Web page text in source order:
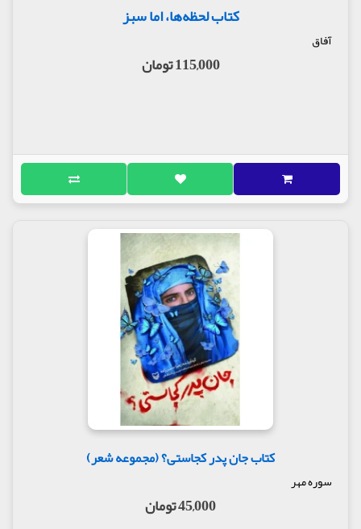
کتاب لحظه‌ها، اما سبز
آفاق
115,000 تومان
کتاب جان پدر کجاستی؟ (مجموعه شعر)
سوره مهر
45,000 تومان